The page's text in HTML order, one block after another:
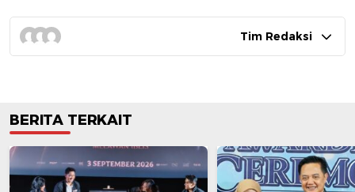
Tim Redaksi
BERITA TERKAIT